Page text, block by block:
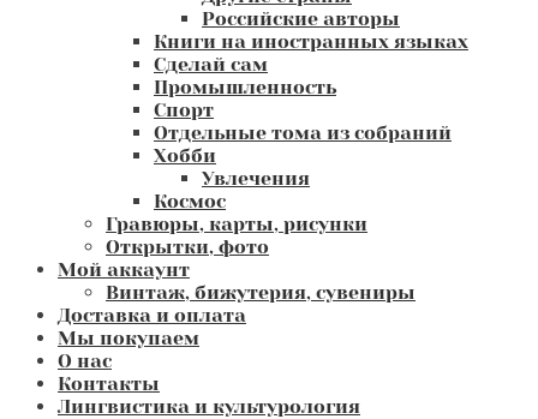
Российские авторы
Книги на иностранных языках
Сделай сам
Промышленность
Спорт
Отдельные тома из собраний
Хобби
Увлечения
Космос
Гравюры, карты, рисунки
Открытки, фото
Мой аккаунт
Винтаж, бижутерия, сувениры
Доставка и оплата
Мы покупаем
О нас
Контакты
Лингвистика и культурология